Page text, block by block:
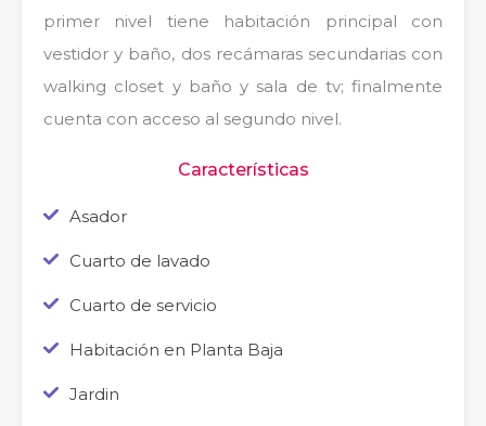
primer nivel tiene habitación principal con
vestidor y baño, dos recámaras secundarias con
walking closet y baño y sala de tv; finalmente
cuenta con acceso al segundo nivel.
Características
Asador
Cuarto de lavado
Cuarto de servicio
Habitación en Planta Baja
Jardin